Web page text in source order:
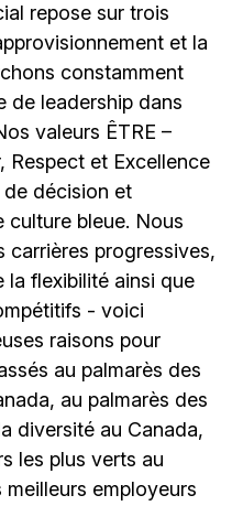
repose sur trois
et la
constamment
de leadership dans
valeurs ÊTRE –
Respect et Excellence
décision et
culture bleue. Nous
carrières progressives,
la flexibilité ainsi que
- voici
raisons pour
au palmarès des
au palmarès des
diversité au Canada,
les plus verts au
employeurs